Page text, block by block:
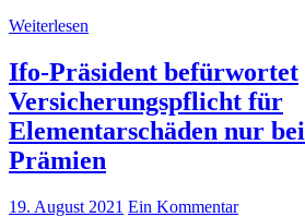
Weiterlesen
Ifo-Präsident befürwortet
Versicherungspflicht für
Elementarschäden nur
Prämien
19. August 2021 Ein Kommentar